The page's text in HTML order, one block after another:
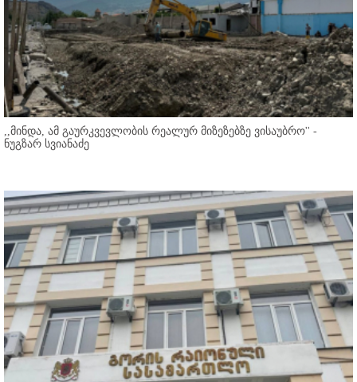
,,მინდა, ამ გაურკვევლობის რეალურ მიზეზებზე ვისაუბრო'' -
ნუგზარ სვიანაძე